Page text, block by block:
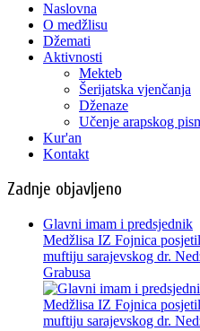
Naslovna
O medžlisu
Džemati
Aktivnosti
Mekteb
Šerijatska vjenčanja
Dženaze
Učenje arapskog
Kur'an
Kontakt
Zadnje objavljeno
Glavni imam i predsjednik
Medžlisa IZ Fojnica
muftiju sarajevskog dr.
Grabusa